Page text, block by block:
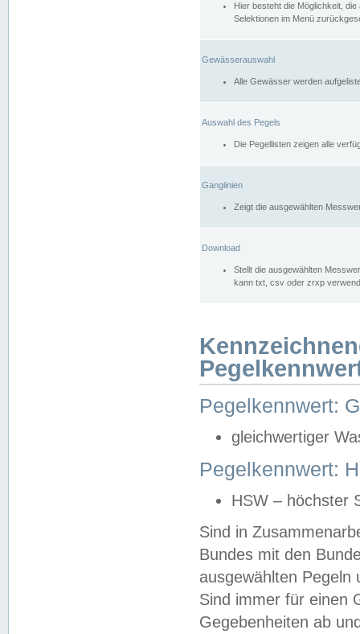
Hier besteht die Möglichkeit,
Selektionen im Menü
Gewässerauswahl
Alle Gewässer werden
Auswahl des Pegels
Die Pegellisten zeigen alle
Ganglinien
Zeigt die ausgewählten
Download
Stellt die ausgewählten
kann txt, csv oder zrxp
Pegelkennwert:
gleichwertiger
Pegelkennwert:
HSW – höchster
Sind in
Bundes mit den
ausgewählten
Sind immer für einen
Gegebenheiten ab